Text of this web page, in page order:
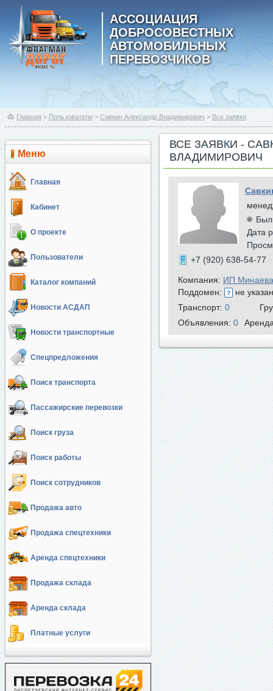
АССОЦИАЦИЯ
ДОБРОСОВЕСТНЫХ
АВТОМОБИЛЬНЫХ
ПЕРЕВОЗЧИКОВ
Главная > Пользователи > Савкин Александр Владимирович > Все заявки
Меню
Главная
Кабинет
О проекте
Пользователи
Каталог компаний
Новости АСДАП
Новости транспортные
Спецпредложения
Поиск транспорта
Пассажирские перевозки
Поиск груза
Поиск работы
Поиск сотрудников
Продажа авто
Продажа спецтехники
Аренда спецтехники
Продажа склада
Аренда склада
Платные услуги
ВСЕ ЗАЯВКИ -
ВЛАДИМИРОВИЧ
Был
Дата
+7 (920) 638-54-77
Компания: ИП
Поддомен:
не
Транспорт: 0
Объявления: 0